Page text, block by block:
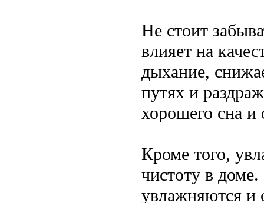
Не стоит
влияет на
дыхание,
путях и
хорошего сна и
Кроме того,
чистоту в
увлажняются и